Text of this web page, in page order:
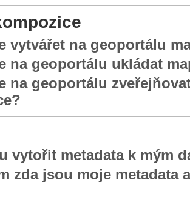
vytvářet na geoportálu
na geoportálu ukládat
na geoportálu
vytořit metadata k mým
zda jsou moje metadata